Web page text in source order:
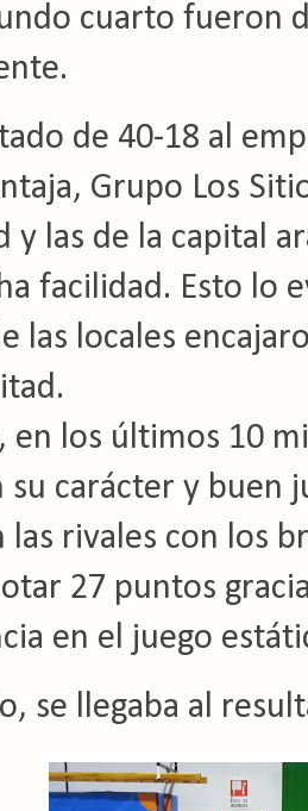
cuarto fueron
de 40-18 al
Grupo Los
y las de la capital
facilidad. Esto lo
las locales
en los últimos 10
carácter y buen
las rivales con los
27 puntos
en el juego
se llegaba al